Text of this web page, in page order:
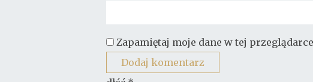
Zapamiętaj moje dane w tej